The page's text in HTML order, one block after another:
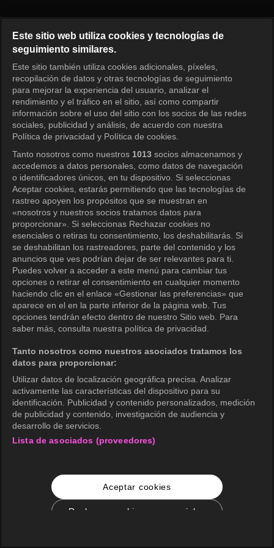
Iniciar sesión
Este sitio web utiliza cookies y tecnologías de
seguimiento similares.
Este sitio también utiliza cookies adicionales, píxeles,
recopilación de datos y otras tecnologías de seguimiento
para mejorar la experiencia del usuario, analizar el
rendimiento y el tráfico en el sitio, así como compartir
información sobre el uso del sitio con los socios de las redes
sociales, publicidad y análisis, de acuerdo con nuestra
Política de privacidad y Política de cookies.
Tanto nosotros como nuestros 1013 socios almacenamos y
accedemos a datos personales, como datos de navegación
o identificadores únicos, en tu dispositivo. Si seleccionas
Aceptar cookies, estarás permitiendo que las tecnologías de
rastreo apoyen los propósitos que se muestran en
«nosotros y nuestros socios tratamos datos para
proporcionar». Si seleccionas Rechazar cookies no
esenciales o retiras tu consentimiento, los deshabilitarás. Si
se deshabilitan los rastreadores, parte del contenido y los
anuncios que ves podrían dejar de ser relevantes para ti.
Puedes volver a acceder a este menú para cambiar tus
opciones o retirar el consentimiento en cualquier momento
haciendo clic en el enlace «Gestionar las preferencias» que
aparece en el en la parte inferior de la página web. Tus
opciones tendrán efecto dentro de nuestro Sitio web. Para
saber más, consulta nuestra política de privacidad.
Tanto nosotros como nuestros asociados tratamos los
datos para proporcionar:
Utilizar datos de localización geográfica precisa. Analizar
activamente las características del dispositivo para su
identificación. Publicidad y contenido personalizados, medición
de publicidad y contenido, investigación de audiencia y
desarrollo de servicios.
Lista de asociados (proveedores)
Aceptar cookies
Rechazar cookies no esenciales